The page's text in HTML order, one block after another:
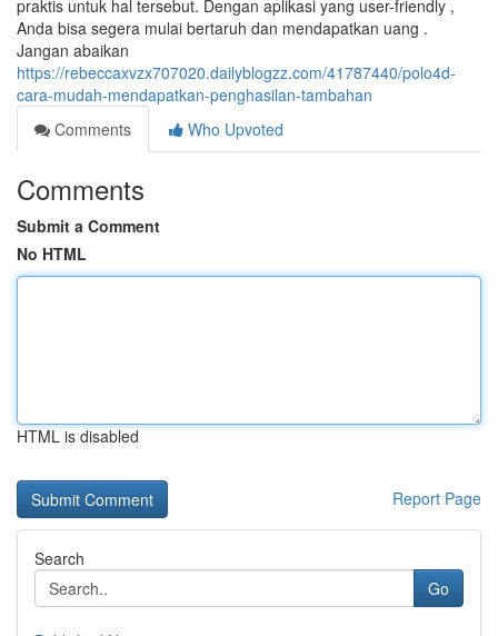
praktis untuk hal tersebut. Dengan aplikasi yang user-friendly ,
Anda bisa segera mulai bertaruh dan mendapatkan uang .
Jangan abaikan
https://rebeccaxvzx707020.dailyblogzz.com/41787440/polo4d-
cara-mudah-mendapatkan-penghasilan-tambahan
Comments
Who Upvoted
Comments
Submit a Comment
No HTML
HTML is disabled
Report Page
Search
Go